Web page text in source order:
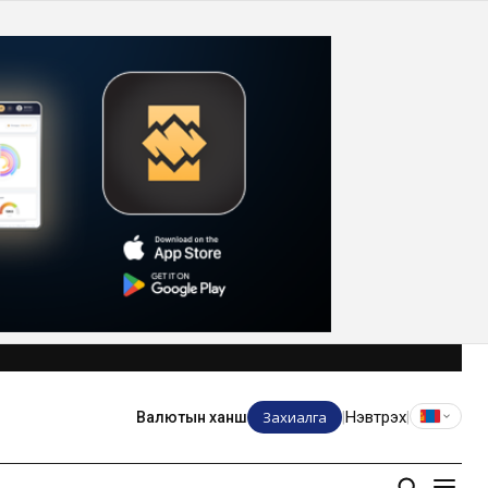
Валютын ханш Захиалга Нэвтрэх